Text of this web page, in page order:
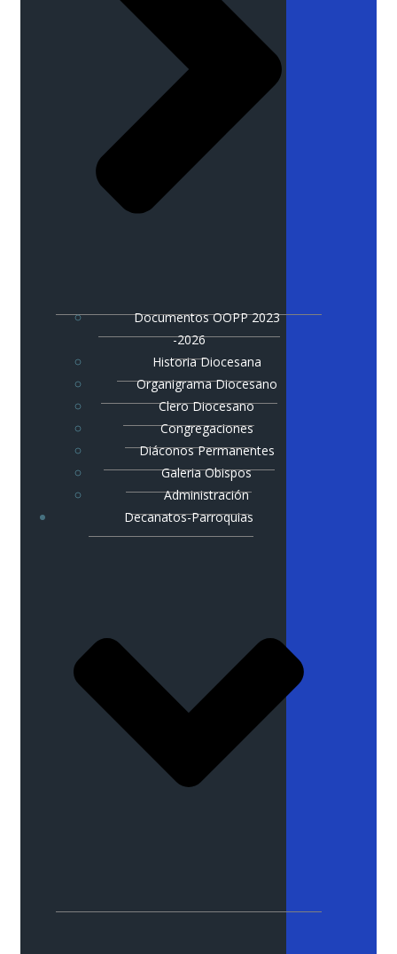
Documentos OOPP 2023
-2026
Historia Diocesana
Organigrama Diocesano
Clero Diocesano
Congregaciones
Diáconos Permanentes
Galeria Obispos
Administración
Decanatos-Parroquias